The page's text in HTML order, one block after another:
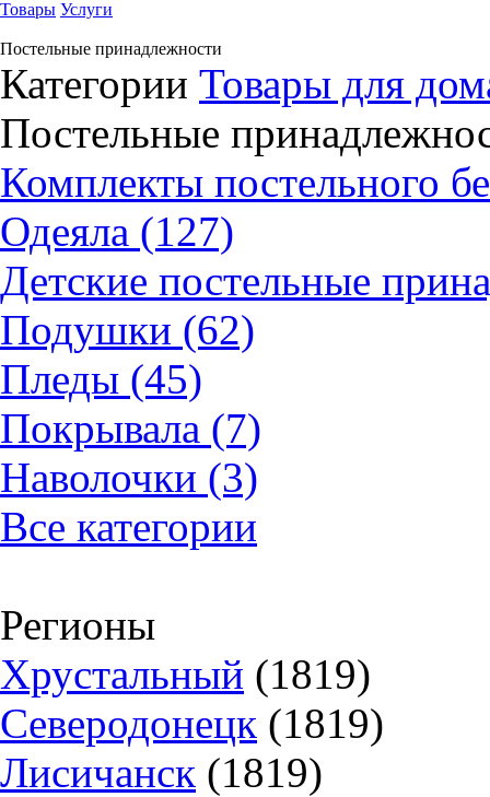
Товары Услуги
Постельные принадлежности
Категории Товары для
Постельные
Комплекты постельного
Одеяла (127)
Детские постельные
Подушки (62)
Пледы (45)
Покрывала (7)
Наволочки (3)
Все категории
Регионы
Хрустальный (1819)
Северодонецк (1819)
Лисичанск (1819)